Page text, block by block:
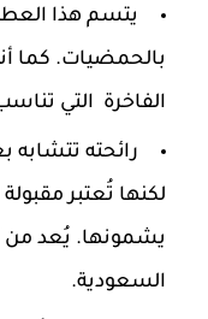
يتسم هذا
بالحمضيات. كما
الفاخرة التي
رائحته
لكنها تُعتبر
يشمونها. يُعد من
السعودية.